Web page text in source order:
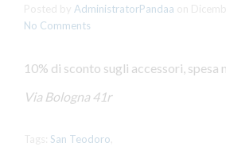
AdministratorPandaa
No Comments
10% di sconto sugli accessori, spesa
Via Bologna 41r
San Teodoro